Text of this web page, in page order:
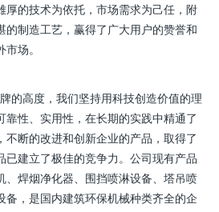
厚的技术为依托，市场需求为己任，附
的制造工艺，赢得了广大用户的赞誉和
场。
的高度，我们坚持用科技创造价值的理
靠性、实用性，在长期的实践中精通了
不断的改进和创新企业的产品，取得了
已建立了极佳的竞争力。公司现有产品
、焊烟净化器、围挡喷淋设备、塔吊喷
备，是国内建筑环保机械种类齐全的企